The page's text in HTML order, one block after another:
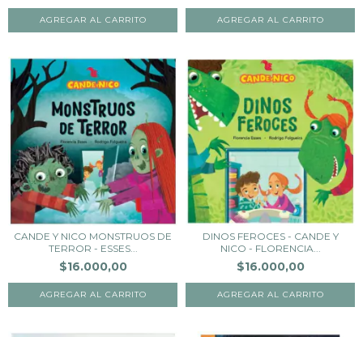
CANDE Y NICO MONSTRUOS DE
TERROR - ESSES...
$16.000,00
DINOS FEROCES - CANDE Y
NICO - FLORENCIA...
$16.000,00